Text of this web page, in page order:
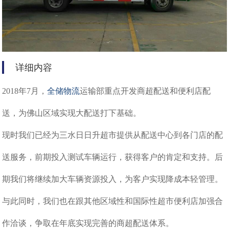
详细内容
2018年7月，全储物流运输部重点开发商超配送和便利店配
送，为佛山区域实现大配送打下基础。
现时我们已经为三水日日升超市提供从配送中心到各门店的配
送服务，前期投入测试车辆运行，获得客户的肯定和支持。后
期我们将继续加大车辆资源投入，为客户实现降成本轻管理。
与此同时，我们也在跟其他区域性和国际性超市便利店加强合
作洽谈，争取在年底实现完善的商超配送体系。